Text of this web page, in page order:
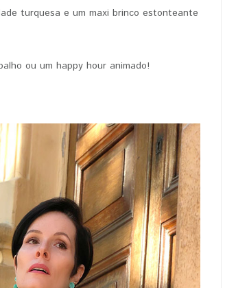
turquesa e um maxi brinco estonteante
ou um happy hour animado!